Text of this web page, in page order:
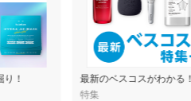
！
最新のベスコスがわかる
特集